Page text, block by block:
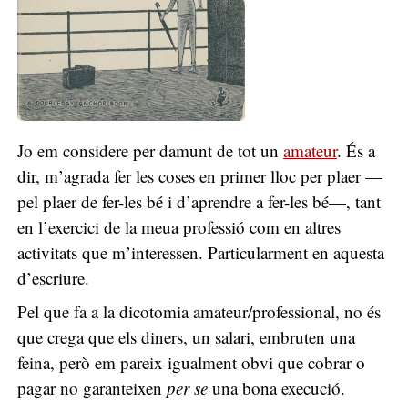
Jo em considere per damunt de tot un amateur. És a
dir, m’agrada fer les coses en primer lloc per plaer —
pel plaer de fer-les bé i d’aprendre a fer-les bé—, tant
en l’exercici de la meua professió com en altres
activitats que m’interessen. Particularment en aquesta
d’escriure.
Pel que fa a la dicotomia amateur/professional, no és
que crega que els diners, un salari, embruten una
feina, però em pareix igualment obvi que cobrar o
pagar no garanteixen per se una bona execució.